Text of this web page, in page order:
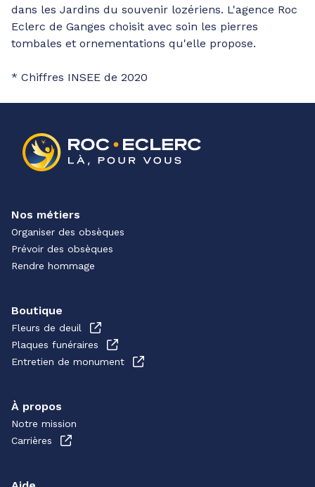
dans les Jardins du souvenir lozériens. L'agence Roc
Eclerc de Ganges choisit avec soin les pierres
tombales et ornementations qu'elle propose.
* Chiffres INSEE de 2020
Nos métiers
Organiser des obsèques
Prévoir des obsèques
Rendre hommage
Boutique
Fleurs de deuil
Plaques funéraires
Entretien de monument
À propos
Notre mission
Carrières